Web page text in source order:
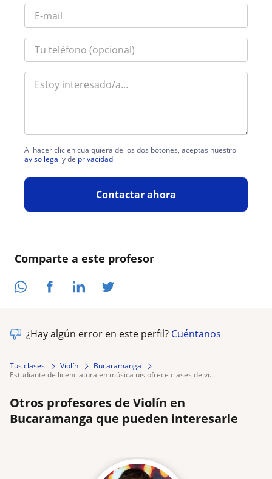
Comparte a este profesor
Al hacer clic en cualquiera de los dos botones, aceptas nuestro
aviso legal y de privacidad
Contactar ahora
¿Hay algún error en este perfil? Cuéntanos
Tus clases Violín
Bucaramanga
estudiante de licenciatura en música uis ofrece clases de vi...
Otros profesores de Violín en
Bucaramanga que pueden interesarle